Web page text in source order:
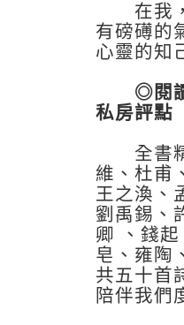
在我，
有磅礡的
心靈的知
◎閱讀
私房評點
全書精
維、杜甫
王之渙、
劉禹錫、
卿 、錢
皂、雍陶
共五十首
陪伴我們